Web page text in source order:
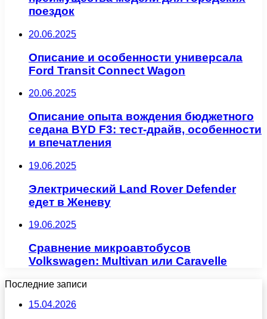
поездок
20.06.2025
Описание и особенности универсала
Ford Transit Connect Wagon
20.06.2025
Описание опыта вождения бюджетного
седана BYD F3: тест-драйв, особенности
и впечатления
19.06.2025
Электрический Land Rover Defender
едет в Женеву
19.06.2025
Сравнение микроавтобусов
Volkswagen: Multivan или Caravelle
Последние записи
15.04.2026